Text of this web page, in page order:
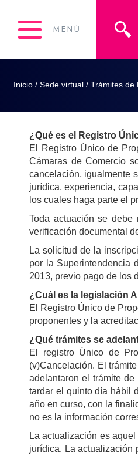
MENÚ
Inicio / Sede virtual / Trámites de
¿Qué es el Registro
El Registro Único de
Cámaras de Comercio
cancelación, igualmente
jurídica, experiencia,
los cuales haga parte el
Toda actuación se
verificación documental
La solicitud de la
por la Superintendencia
2013, previo pago de los
¿Cuál es la legislación
El Registro Único de
proponentes y la
¿Qué trámites se
El registro Único de
(v)Cancelación. El
adelantaron el trámite
tardar el quinto día hábil
año en curso, con la
no es la información
La actualización es
jurídica. La actualización